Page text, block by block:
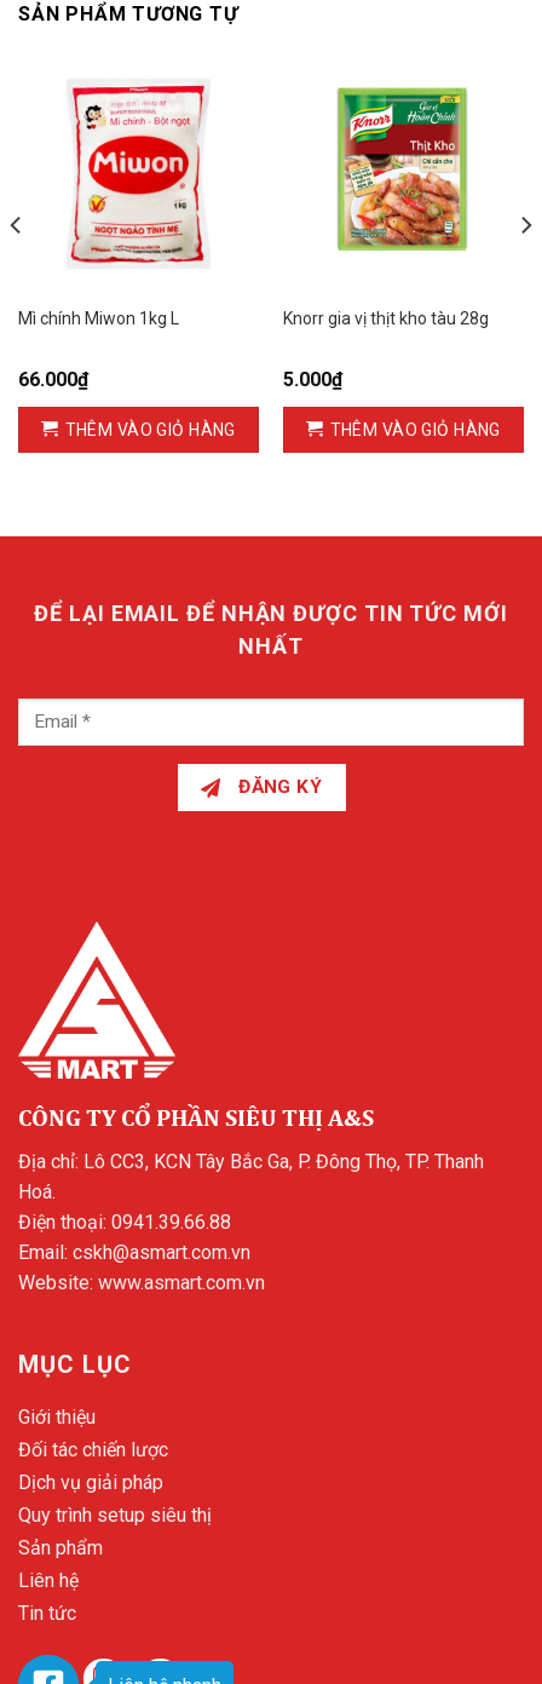
SẢN PHẨM TƯƠNG TỰ
Mì chính Miwon 1kg L
66.000₫
THÊM VÀO GIỎ HÀNG
Knorr gia vị thịt kho tàu 28g
5.000₫
THÊM VÀO GIỎ HÀNG
ĐỂ LẠI EMAIL ĐỂ NHẬN ĐƯỢC TIN TỨC MỚI
NHẤT
ĐĂNG KÝ
CÔNG TY CỔ PHẦN SIÊU THỊ A&S
Địa chỉ: Lô CC3, KCN Tây Bắc Ga, P. Đông Thọ, TP. Thanh
Hoá.
Điện thoại: 0941.39.66.88
Email: cskh@asmart.com.vn
Website: www.asmart.com.vn
MỤC LỤC
Giới thiệu
Đối tác chiến lược
Dịch vụ giải pháp
Quy trình setup siêu thị
Sản phẩm
Liên hệ
Tin tức